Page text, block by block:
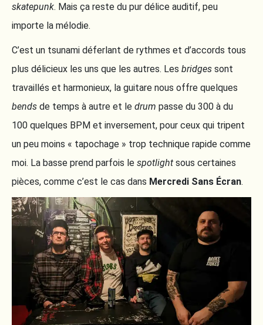
skatepunk. Mais ça reste du pur délice auditif, peu
importe la mélodie.
C’est un tsunami déferlant de rythmes et d’accords tous
plus délicieux les uns que les autres. Les bridges sont
travaillés et harmonieux, la guitare nous offre quelques
bends de temps à autre et le drum passe du 300 à du
100 quelques BPM et inversement, pour ceux qui tripent
un peu moins « tapochage » trop technique rapide comme
moi. La basse prend parfois le spotlight sous certaines
pièces, comme c’est le cas dans Mercredi Sans Écran.